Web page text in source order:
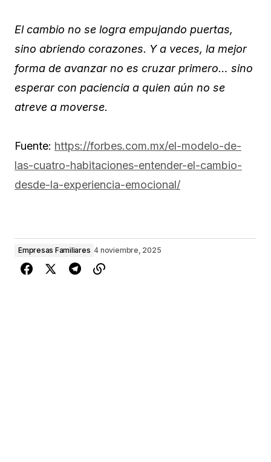
El cambio no se logra empujando puertas,
sino abriendo corazones. Y a veces, la mejor
forma de avanzar no es cruzar primero… sino
esperar con paciencia a quien aún no se
atreve a moverse.
Fuente: https://forbes.com.mx/el-modelo-de-
las-cuatro-habitaciones-entender-el-cambio-
desde-la-experiencia-emocional/
Empresas Familiares 4 noviembre, 2025